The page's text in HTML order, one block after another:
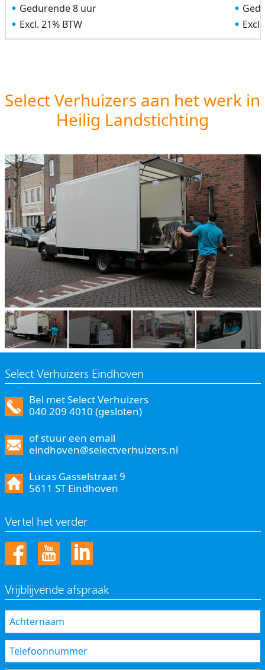
Gedurende 8 uur
Excl. 21% BTW
Excl.
Select Verhuizers aan het werk in
Heilig Landstichting
Select Verhuizers Eindhoven
Bel met Select Verhuizers
040 209 4010 (gesloten)
of stuur een email
eindhoven@selectverhuizers.nl
Lucas Gasselstraat 9
5611 ST Eindhoven
Vertel het verder
Vrijblijvende afspraak